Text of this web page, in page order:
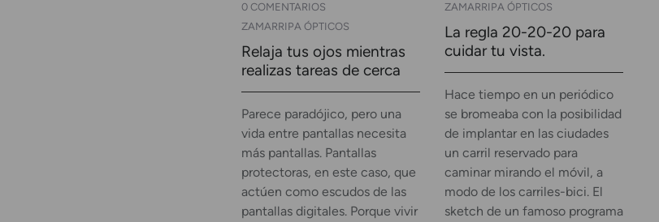
0 COMENTARIOS
ZAMARRIPA ÓPTICOS
Relaja tus ojos mientras
realizas tareas de cerca
Parece paradójico, pero una
vida entre pantallas necesita
más pantallas. Pantallas
protectoras, en este caso, que
actúen como escudos de las
pantallas digitales. Porque vivir
ZAMARRIPA ÓPTICOS
La regla 20-20-20 para
cuidar tu vista.
Hace tiempo en un periódico
se bromeaba con la posibilidad
de implantar en las ciudades
un carril reservado para
caminar mirando el móvil, a
modo de los carriles-bici. El
sketch de un famoso programa